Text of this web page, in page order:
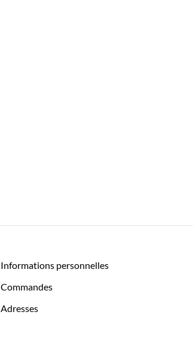
Informations personnelles
Commandes
Adresses